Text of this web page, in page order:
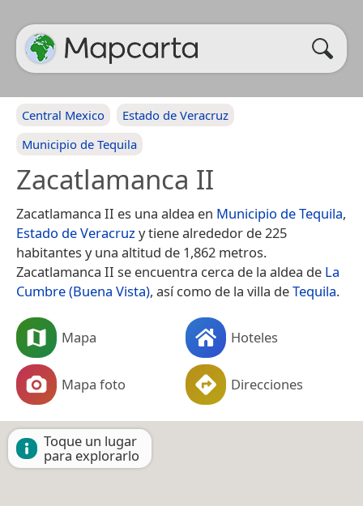
Central Mexico
Estado de Veracruz
Municipio de Tequila
Zacatlamanca II
Zacatlamanca II es una aldea en Municipio de Tequila,
Estado de Veracruzy tiene alrededor de 225
habitantes y una altitud de 1,862 metros.
Zacatlamanca II se encuentra cerca de la aldea de La
Cumbre (Buena Vista), así como de la villa deTequila.
Mapa Hoteles
Mapa foto Direcciones
Toque un lugar
para explorarlo